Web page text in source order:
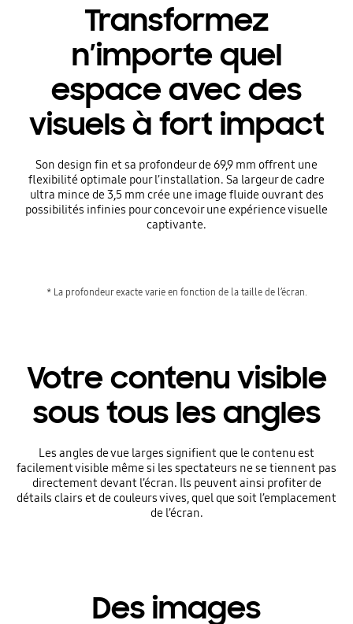
Transformez
n’importe quel
espace avec des
visuels à fort impact
Son design fin et sa profondeur de 69,9 mm offrent une
flexibilité optimale pour l’installation. Sa largeur de cadre
ultra mince de 3,5 mm crée une image fluide ouvrant des
possibilités infinies pour concevoir une expérience visuelle
captivante.
* La profondeur exacte varie en fonction de la taille de l’écran.
Votre contenu visible
sous tous les angles
Les angles de vue larges signifient que le contenu est
facilement visible même si les spectateurs ne se tiennent pas
directement devant l’écran. Ils peuvent ainsi profiter de
détails clairs et de couleurs vives, quel que soit l’emplacement
de l’écran.
Des images